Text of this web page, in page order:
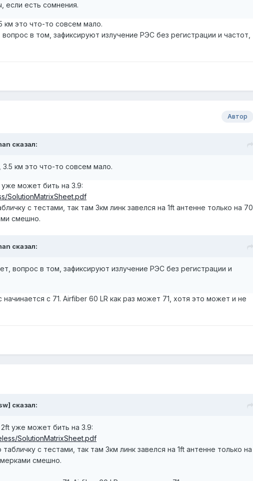
если есть сомнения.
км это что-то совсем мало.
в том, зафиксируют излучение РЭС без регистрации и частот,
Автор
сказал:
3.5 км это что-то совсем мало.
может бить на 3.9:
SolutionMatrixSheet.pdf
с тестами, так там 3км линк завелся на 1ft антенне только на 70
смешно.
сказал:
вопрос в том, зафиксируют излучение РЭС без регистрации и
с 71. Airfiber 60 LR как раз может 71, хотя это может и не
сказал:
уже может бить на 3.9:
SolutionMatrixSheet.pdf
с тестами, так там 3км линк завелся на 1ft антенне только на
смешно.